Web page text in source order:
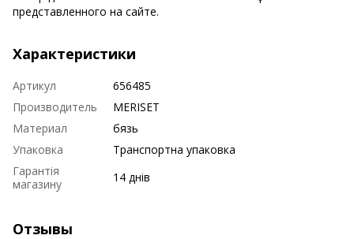
представленного на сайте.
Характеристики
Артикул
656485
Производитель
MERISET
Материал
бязь
Упаковка
Транспортна упаковка
Гарантія
магазину
14 днів
Отзывы